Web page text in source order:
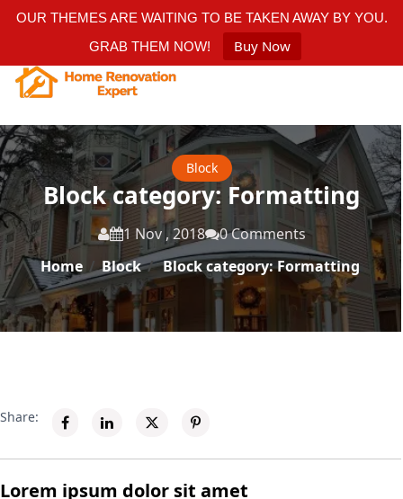
OUR THEMES ARE WAITING TO BE TAKEN AWAY BY YOU.
GRAB THEM NOW!
Buy Now
Block
Block category: Formatting
1 Nov , 2018
0 Comments
Home /Block/ Block category: Formatting
Share:
Lorem ipsum dolor sit amet